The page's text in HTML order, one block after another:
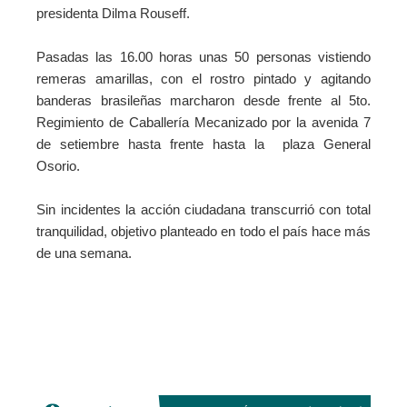
presidenta Dilma Rouseff.
Pasadas las 16.00 horas unas 50 personas vistiendo
remeras amarillas, con el rostro pintado y agitando
banderas brasileñas marcharon desde frente al 5to.
Regimiento de Caballería Mecanizado por la avenida 7
de setiembre hasta frente hasta la plaza General
Osorio.
Sin incidentes la acción ciudadana transcurrió con total
tranquilidad, objetivo planteado en todo el país hace más
de una semana.